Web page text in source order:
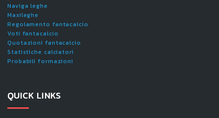
Naviga leghe
Maxileghe
Regolamento fantacalcio
Voti fantacalcio
Quotazioni fantacalcio
Statistiche calciatori
Probabili formazioni
QUICK LINKS